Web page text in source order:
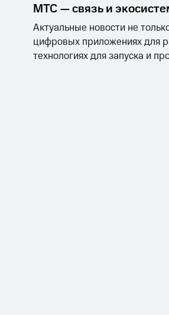
МТС — связь и
Актуальные новости не
цифровых приложениях для
технологиях для запуска и